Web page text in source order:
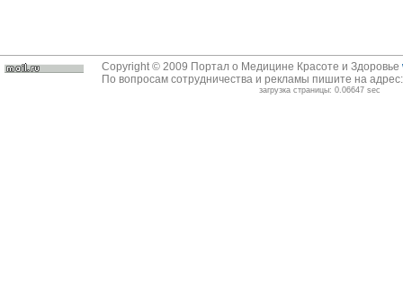
Copyright © 2009 Портал о Медицине Красоте и Здоровье
По вопросам сотрудничества и рекламы пишите на
загрузка страницы: 0.06647 sec